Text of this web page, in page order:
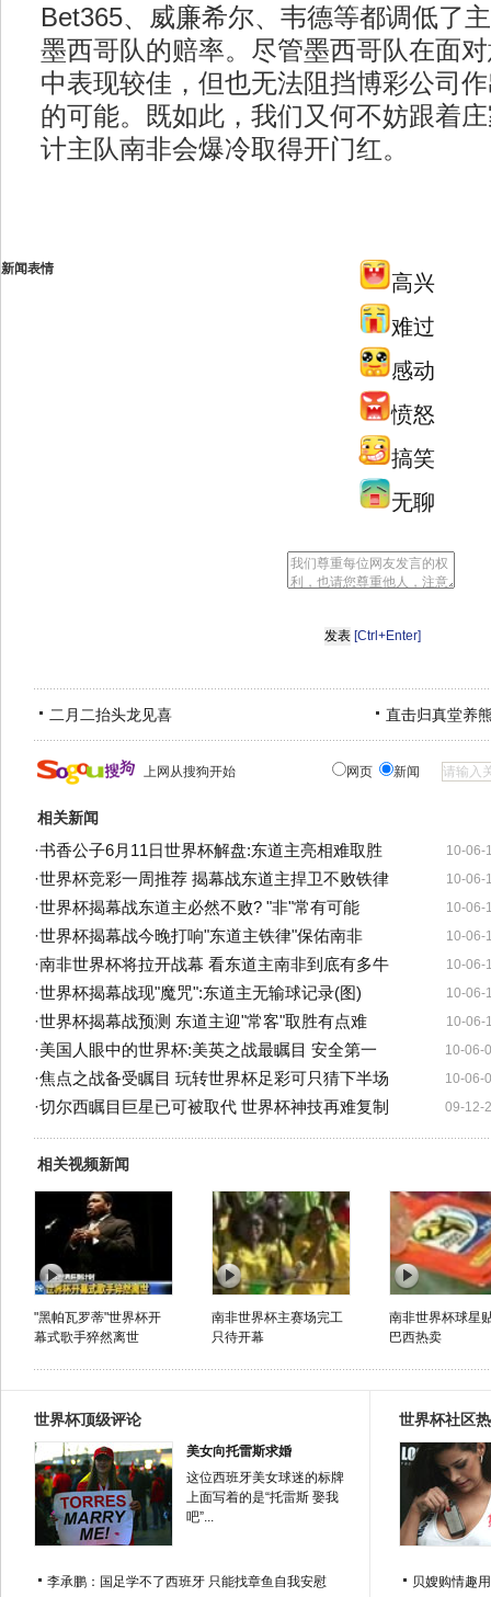
Bet365、威廉希尔、韦德等都调低了
墨西哥队的赔率。尽管墨西哥队在面
中表现较佳，但也无法阻挡博彩公司
的可能。既如此，我们又何不妨跟着
计主队南非会爆冷取得开门红。
新闻表情
高兴
难过
感动
愤怒
搞笑
无聊
[Ctrl+Enter]
二月二抬头龙见喜 直击归真堂养
上网从搜狗开始 网页 新闻
相关新闻
10-06-
·书香公子6月11日世界杯解盘:东道主亮相难取胜
10-06-
·世界杯竞彩一周推荐 揭幕战东道主捍卫不败铁律
10-06-
·世界杯揭幕战东道主必然不败? "非"常有可能
10-06-
·世界杯揭幕战今晚打响"东道主铁律"保佑南非
10-06-
·南非世界杯将拉开战幕 看东道主南非到底有多牛
10-06-
·世界杯揭幕战现"魔咒":东道主无输球记录(图)
10-06-
·世界杯揭幕战预测 东道主迎"常客"取胜有点难
10-06-
·美国人眼中的世界杯:美英之战最瞩目 安全第一
10-06-
·焦点之战备受瞩目 玩转世界杯足彩可只猜下半场
09-12-
·切尔西瞩目巨星已可被取代 世界杯神技再难复制
相关视频新闻
"黑帕瓦罗蒂"世界杯开
幕式歌手猝然离世
南非世界杯主赛场完工
只待开幕
南非世界杯球星
巴西热卖
世界杯顶级评论
美女向托雷斯求婚
这位西班牙美女球迷的标牌
上面写着的是“托雷斯 娶我
吧”...
李承鹏：国足学不了西班牙 只能找章鱼自我安慰
世界杯社区
贝嫂购情趣